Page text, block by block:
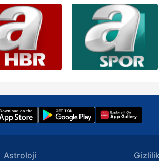
Bilgilendirme Metnimizi ziyaret edebilirsiniz.
Kanunu uyarınca hazırlanmış
çerezlerle ilgili bilgi almak için lütfen
Astroloji